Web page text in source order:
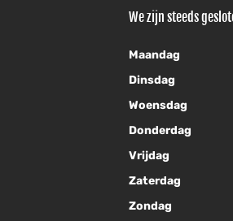
We zijn steeds
Maandag
Dinsdag
Woensdag
Donderdag
Vrijdag
Zaterdag
Zondag